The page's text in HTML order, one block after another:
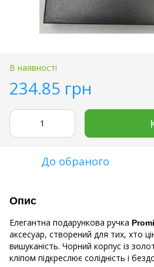
В наявності
234.85 грн
До обраного
Опис
Елегантна подарункова ручка
аксесуар, створений для тих, хто
вишуканість. Чорний корпус із
кліпом підкреслює солідність і